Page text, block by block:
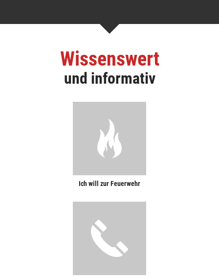
Wissenswert
und informativ
Ich will zur Feuerwehr